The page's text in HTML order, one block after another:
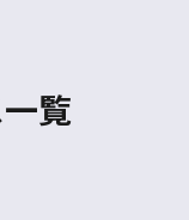
覧